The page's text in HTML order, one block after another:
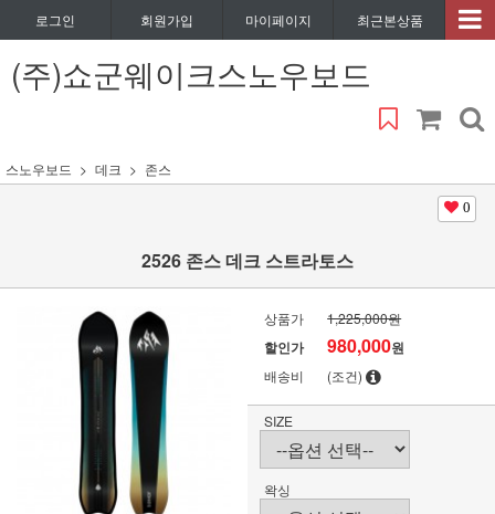
로그인 회원가입 마이페이지 최근본상품
(주)쇼군웨이크스노우보드
스노우보드 데크 존스
0
2526 존스 데크 스트라토스
상품가 1,225,000원
할인가 980,000원
배송비 (조건)
SIZE
왁싱